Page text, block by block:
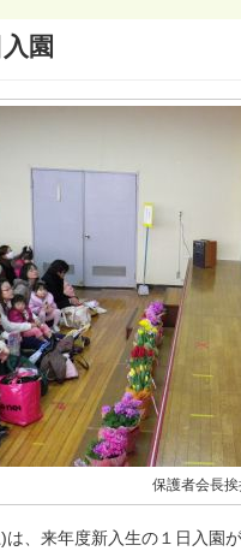
園
保護者会長
は、来年度新入生の１日入園